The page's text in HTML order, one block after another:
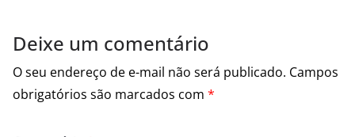
Deixe um comentário
O seu endereço de e-mail não será publicado. Campos
obrigatórios são marcados com *